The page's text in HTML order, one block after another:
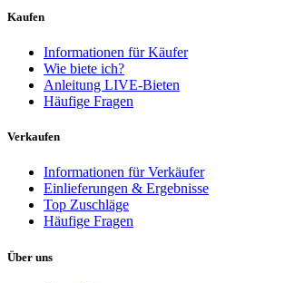
Kaufen
Informationen für Käufer
Wie biete ich?
Anleitung LIVE-Bieten
Häufige Fragen
Verkaufen
Informationen für Verkäufer
Einlieferungen & Ergebnisse
Top Zuschläge
Häufige Fragen
Über uns